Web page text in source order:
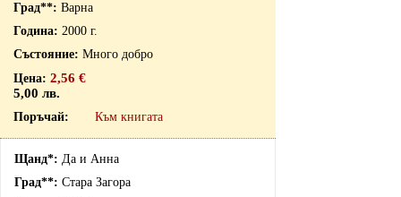
Варна
2000 г.
Много добро
2,56 €
5,00 лв.
Към книгата
Да и Анна
Стара Загора